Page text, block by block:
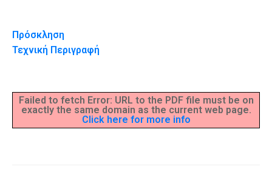
Πρόσκληση
Τεχνική Περιγραφή
Failed to fetch Error: URL to the PDF file must be on
exactly the same domain as the current web page.
Click here for more info